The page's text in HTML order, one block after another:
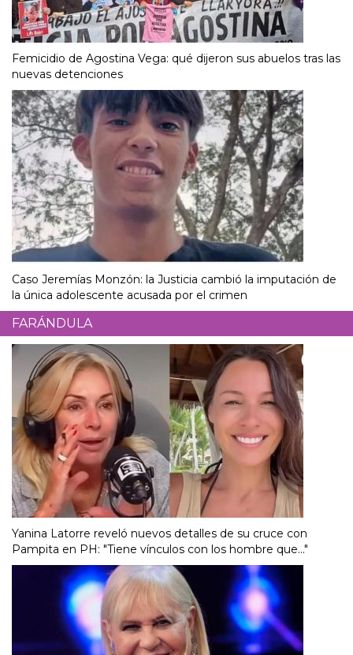
Femicidio de Agostina Vega: qué dijeron sus abuelos tras las
nuevas detenciones
Caso Jeremías Monzón: la Justicia cambió la imputación de
la única adolescente acusada por el crimen
FARÁNDULA
Yanina Latorre reveló nuevos detalles de su cruce con
Pampita en PH: "Tiene vínculos con los hombre que..."